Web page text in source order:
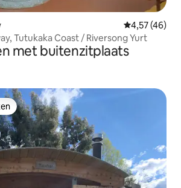
Gemiddelde
4,57 (46)
Tutukaka Coast / Riversong Yurt
met buitenzitplaats